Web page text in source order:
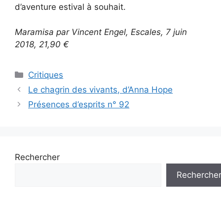
d’aventure estival à souhait.
Maramisa par Vincent Engel, Escales, 7 juin
2018, 21,90 €
Critiques
Le chagrin des vivants, d’Anna Hope
Présences d’esprits n° 92
Rechercher
Rechercher